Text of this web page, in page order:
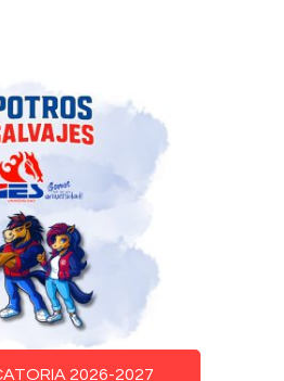
2026-2027